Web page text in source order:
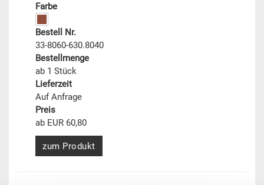
Farbe
Bestell Nr.
33-8060-630.8040
Bestellmenge
ab 1 Stück
Lieferzeit
Auf Anfrage
Preis
ab EUR 60,80
zum Produkt